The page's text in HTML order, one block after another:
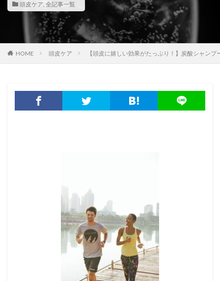
頭皮ケア, 全記事一覧
HOME 頭皮ケア 【頭皮に嬉しい効果がたっぷり！】炭酸シャン